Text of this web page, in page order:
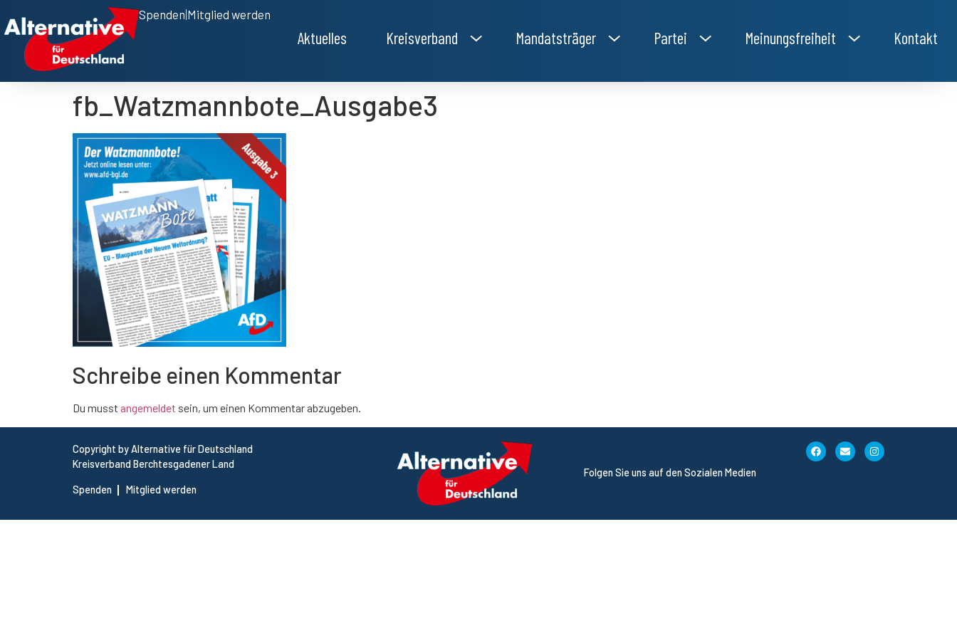
Spenden Mitglied werden
Aktuelles Kreisverband Mandatsträger Partei Meinungsfreiheit Kontakt
fb_Watzmannbote_Ausgabe3
Schreibe einen Kommentar
Du musst angemeldet sein, um einen Kommentar abzugeben.
Copyright by Alternative für Deutschland
Kreisverband Berchtesgadener Land
Spenden Mitglied werden
Folgen Sie uns auf den Sozialen Medien